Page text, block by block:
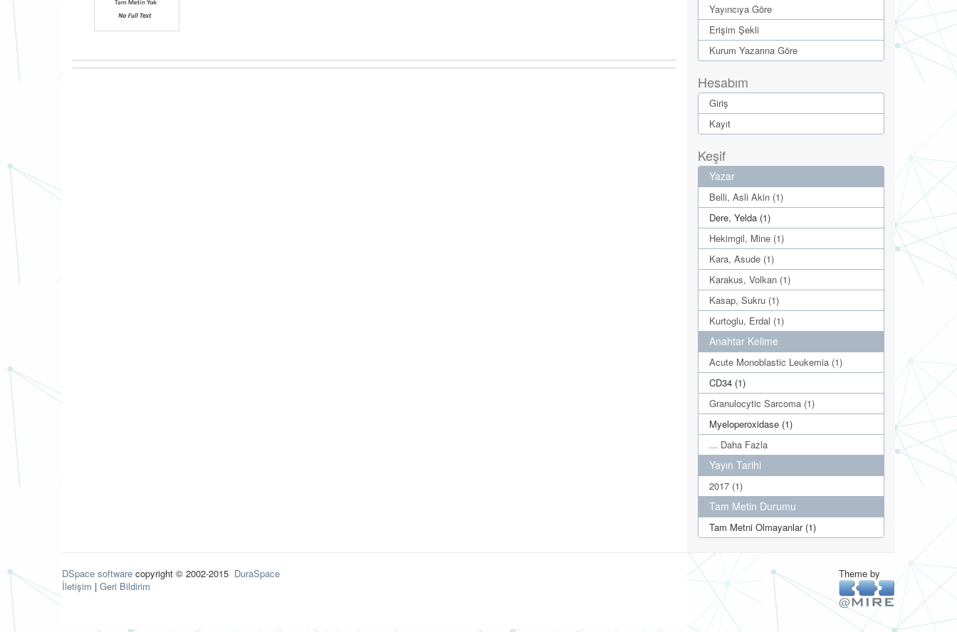
Yayıncıya Göre
Erişim Şekli
Kurum Yazarına Göre
Hesabım
Giriş
Kayıt
Keşif
Yazar
Belli, Asli Akin (1)
Dere, Yelda (1)
Hekimgil, Mine (1)
Kara, Asude (1)
Karakus, Volkan (1)
Kasap, Sukru (1)
Kurtoglu, Erdal (1)
Anahtar Kelime
Acute Monoblastic Leukemia (1)
CD34 (1)
Granulocytic Sarcoma (1)
Myeloperoxidase (1)
... Daha Fazla
Yayın Tarihi
2017 (1)
Tam Metin Durumu
Tam Metni Olmayanlar (1)
DSpace software copyright © 2002-2015 DuraSpace
İletişim | Geri Bildirim
Theme by